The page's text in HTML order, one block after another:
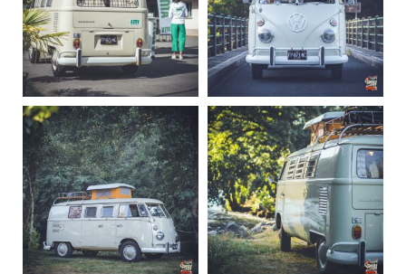
Sep 10
220
4
Août 10
177
0
becombi
Août 10
120
0
becombi
Août 10
108
0